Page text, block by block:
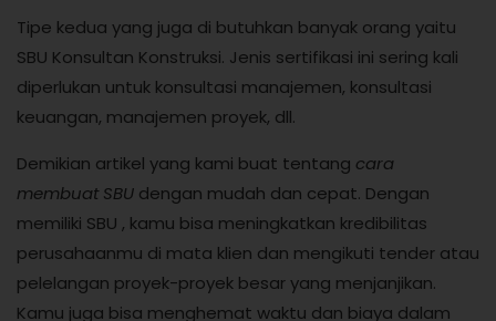
Tipe kedua yang juga di butuhkan banyak orang yaitu
SBU Konsultan Konstruksi. Jenis sertifikasi ini sering kali
diperlukan untuk konsultasi manajemen, konsultasi
keuangan, manajemen proyek, dll.
Demikian artikel yang kami buat tentang cara
membuat SBU dengan mudah dan cepat. Dengan
memiliki SBU , kamu bisa meningkatkan kredibilitas
perusahaanmu di mata klien dan mengikuti tender atau
pelelangan proyek-proyek besar yang menjanjikan.
Kamu juga bisa menghemat waktu dan biaya dalam